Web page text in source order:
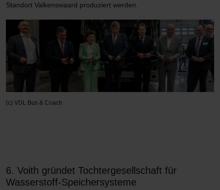
Standort Valkenswaard produziert werden.
(c) VDL Bus & Coach
6. Voith gründet Tochtergesellschaft für
Wasserstoff-Speichersysteme